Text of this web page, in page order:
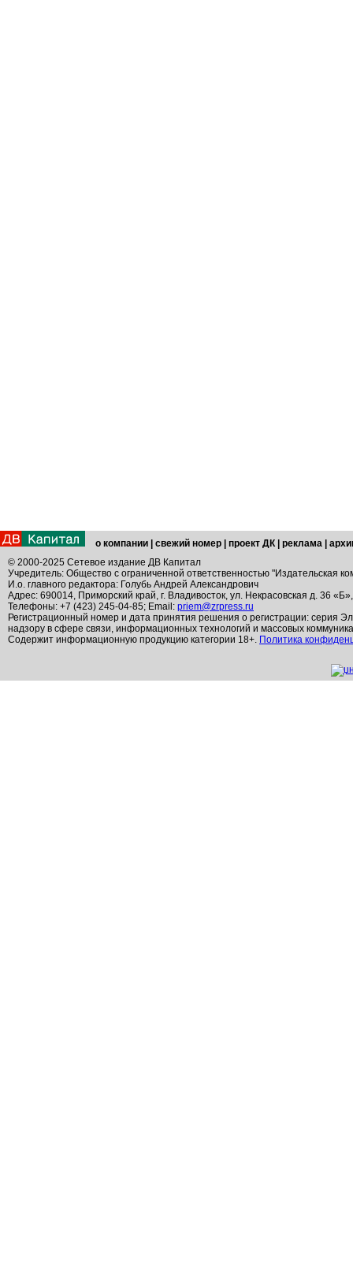
о компании свежий номер проект ДК реклама
© 2000-2025 Сетевое издание ДВ Капитал
Учредитель: Общество с ограниченной ответственностью "Издательская
И.о. главного редактора: Голубь Андрей Александрович
Адрес: 690014, Приморский край, г. Владивосток, ул. Некрасовская д. 36
Телефоны: +7 (423) 245-04-85; Email: priem@zrpress.ru
Регистрационный номер и дата принятия решения о регистрации: серия
надзору в сфере связи, информационных технологий и массовых
Содержит информационную продукцию категории 18+. Политика